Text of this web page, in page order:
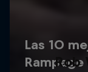
Rob